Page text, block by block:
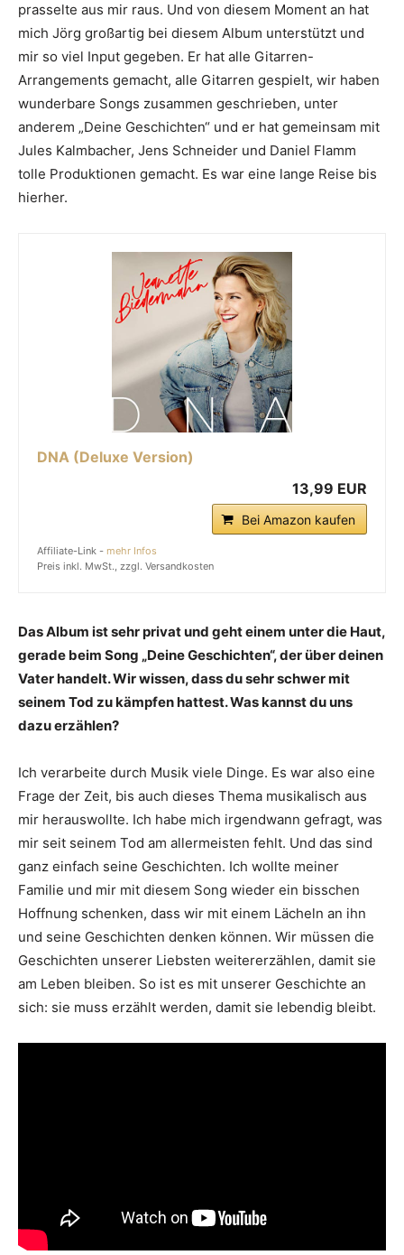
prasselte aus mir raus. Und von diesem Moment an hat
mich Jörg großartig bei diesem Album unterstützt und
mir so viel Input gegeben. Er hat alle Gitarren-
Arrangements gemacht, alle Gitarren gespielt, wir haben
wunderbare Songs zusammen geschrieben, unter
anderem „Deine Geschichten“ und er hat gemeinsam mit
Jules Kalmbacher, Jens Schneider und Daniel Flamm
tolle Produktionen gemacht. Es war eine lange Reise bis
hierher.
DNA (Deluxe Version)
13,99 EUR
Bei Amazon kaufen
Affiliate-Link - mehr Infos
Preis inkl. MwSt., zzgl. Versandkosten
Das Album ist sehr privat und geht einem unter die Haut,
gerade beim Song „Deine Geschichten“, der über deinen
Vater handelt. Wir wissen, dass du sehr schwer mit
seinem Tod zu kämpfen hattest. Was kannst du uns
dazu erzählen?
Ich verarbeite durch Musik viele Dinge. Es war also eine
Frage der Zeit, bis auch dieses Thema musikalisch aus
mir herauswollte. Ich habe mich irgendwann gefragt, was
mir seit seinem Tod am allermeisten fehlt. Und das sind
ganz einfach seine Geschichten. Ich wollte meiner
Familie und mir mit diesem Song wieder ein bisschen
Hoffnung schenken, dass wir mit einem Lächeln an ihn
und seine Geschichten denken können. Wir müssen die
Geschichten unserer Liebsten weitererzählen, damit sie
am Leben bleiben. So ist es mit unserer Geschichte an
sich: sie muss erzählt werden, damit sie lebendig bleibt.